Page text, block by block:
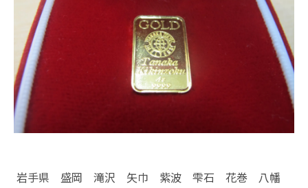
岩手県 盛岡 滝沢 矢巾 紫波 雫石 花巻 八幡